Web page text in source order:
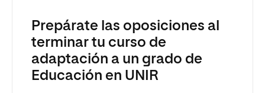
Prepárate las oposiciones al
terminar tu curso de
adaptación a un grado de
Educación en UNIR